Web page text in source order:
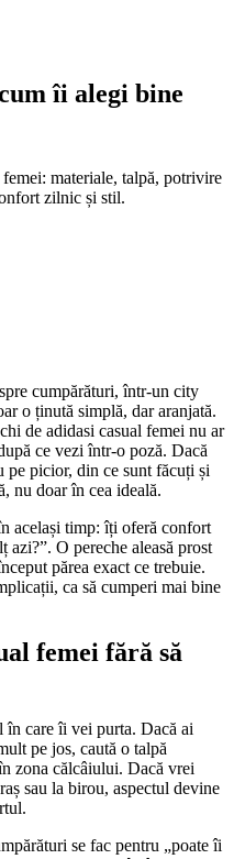
îi alegi bine
materiale, talpă, potrivire
zilnic și stil.
cumpărături, într-un city
o ținută simplă, dar aranjată.
de adidasi casual femei nu ar
ce vezi într-o poză. Dacă
pe picior, din ce sunt făcuți și
nu doar în cea ideală.
același timp: îți oferă confort
azi?”. O pereche aleasă prost
părea exact ce trebuie.
ca să cumperi mai bine
femei fără să
care îi vei purta. Dacă ai
pe jos, caută o talpă
zona călcâiului. Dacă vrei
sau la birou, aspectul devine
se fac pentru „poate îi